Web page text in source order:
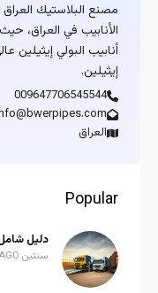
مصنع البلاستيك
الأنابيب في العراق،
أنابيب البولي إيثيلين
إيثيلين.
009647706545544
العراق
Popular
دليل
سنتين AGO